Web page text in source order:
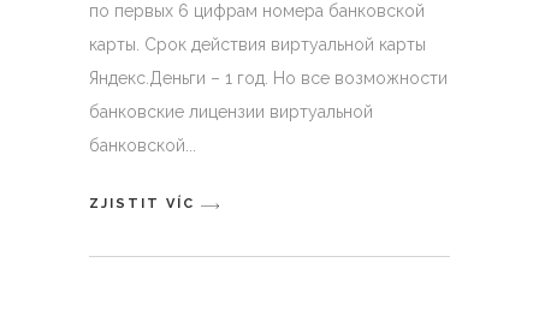
по первых 6 цифрам номера банковской
карты. Срок действия виртуальной карты
Яндекс.Деньги – 1 год. Но все возможности
банковские лицензии виртуальной
банковской
ZJISTIT VÍC